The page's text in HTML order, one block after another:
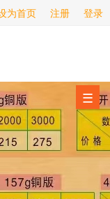
登录
注册
为首页
☰